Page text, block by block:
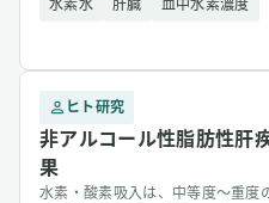
水素水 肝臓 血中水素濃度
ヒト研究
非アルコール性脂肪性肝
果
水素・酸素吸入は、中等度〜重度